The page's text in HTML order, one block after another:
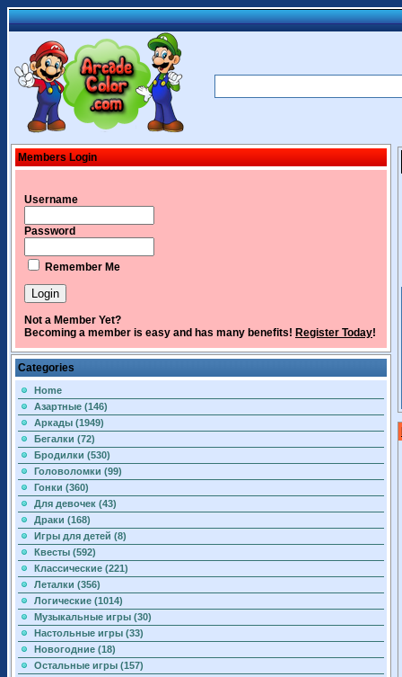
Members Login
Username
Password
Remember Me
Not a Member Yet?
Becoming a member is easy and has many benefits! Register Today!
Categories
Home
Азартные (146)
Аркады (1949)
Бегалки (72)
Бродилки (530)
Головоломки (99)
Гонки (360)
Для девочек (43)
Драки (168)
Игры для детей (8)
Квесты (592)
Классические (221)
Леталки (356)
Логические (1014)
Музыкальные игры (30)
Настольные игры (33)
Новогодние (18)
Остальные игры (157)